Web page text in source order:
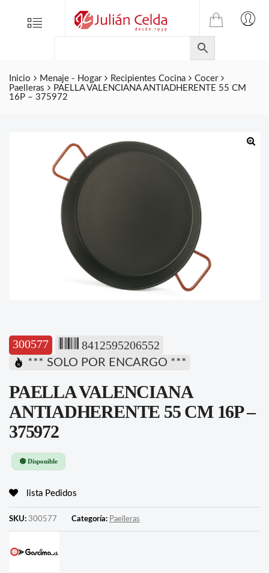
Menu
TIENDA
ONLINE
DE
JULIAN
CELDA
Inicio Menaje - Hogar Recipientes Cocina
Cocer
Paelleras
PAELLA VALENCIANA ANTIADHERENTE 55 CM
16P – 375972
300577 8412595206552
*** SOLO POR ENCARGO ***
PAELLA VALENCIANA
ANTIADHERENTE 55 CM 16P –
375972
🟢 Disponible
lista Pedidos
SKU: 300577 Categoría: Paelleras
Folletos
Contacto